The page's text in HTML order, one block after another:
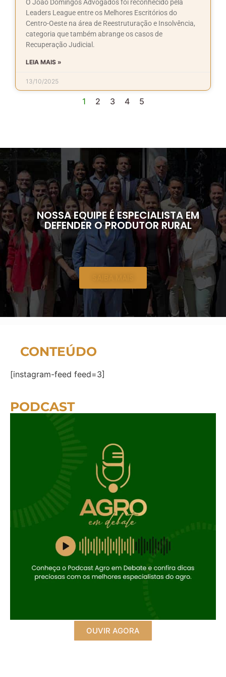
O João Domingos Advogados foi reconhecido pela
Leaders League entre os Melhores Escritórios do
Centro-Oeste na área de Reestruturação e Insolvência,
categoria que também abrange os casos de
Recuperação Judicial.
LEIA MAIS »
13/10/2025
1 2 3 4 5
NOSSA EQUIPE É ESPECIALISTA EM
DEFENDER O PRODUTOR RURAL
SAIBA MAIS
CONTEÚDO
[instagram-feed feed=3]
PODCAST
OUVIR AGORA